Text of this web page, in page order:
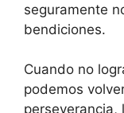
seguramente
bendiciones.
Cuando no
podemos
perseverancia,